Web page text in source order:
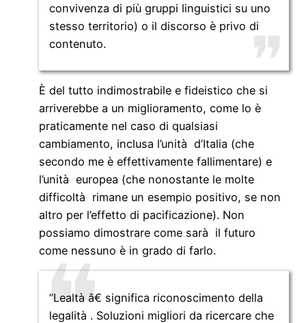
convivenza di più gruppi linguistici su uno
stesso territorio) o il discorso è privo di
contenuto.
È del tutto indimostrabile e fideistico che si
arriverebbe a un miglioramento, come lo è
praticamente nel caso di qualsiasi
cambiamento, inclusa l’unità d’Italia (che
secondo me è effettivamente fallimentare) e
l’unità europea (che nonostante le molte
difficoltà rimane un esempio positivo, se non
altro per l’effetto di pacificazione). Non
possiamo dimostrare come sarà il futuro
come nessuno è in grado di farlo.
”Lealtà â€ significa riconoscimento della
legalità . Soluzioni migliori da ricercare che